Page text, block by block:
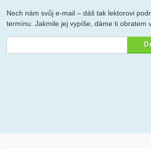
Nech nám svůj e-mail – dáš tak lektorovi
termínu. Jakmile jej vypíše, dáme ti obratem